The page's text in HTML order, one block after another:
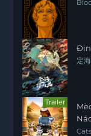
定
Trailer